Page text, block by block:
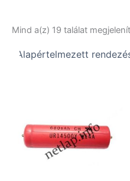
Mind a(z) 19 találat